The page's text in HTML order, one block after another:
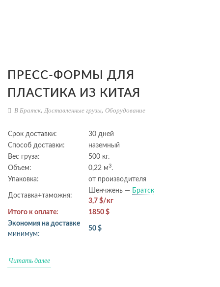
ПРЕСС-ФОРМЫ ДЛЯ
ПЛАСТИКА ИЗ КИТАЯ
В Братск,Доставленные грузы, Оборудование
Срок доставки:
30 дней
Способ доставки:
наземный
Вес груза:
500 кг.
Объем:
0,22 м3.
Упаковка:
от производителя
Доставка+таможня:
Шенчжень — Братск
3,7 $/кг
Итого к оплате:
1850 $
Экономия на доставке
минимум:
50 $
Читать далее